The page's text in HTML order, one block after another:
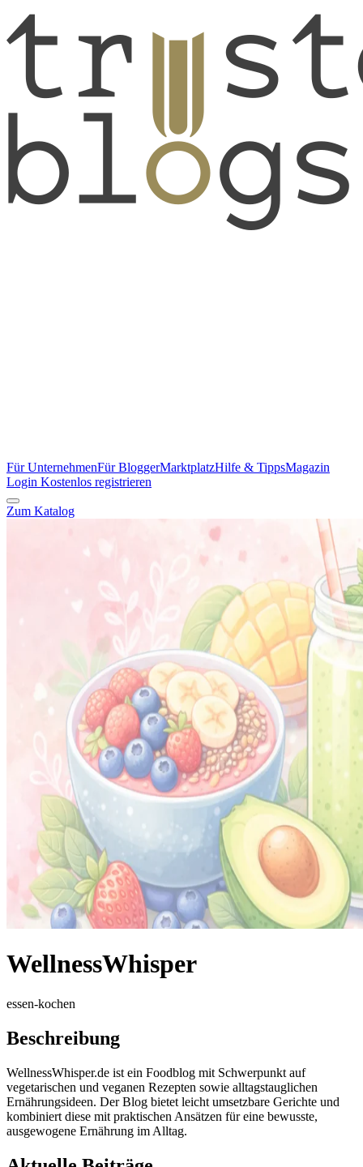
Für UnternehmenFür BloggerMarktplatzHilfe & TippsMagazin
Login Kostenlos registrieren
Zum Katalog
WellnessWhisper
essen-kochen
Beschreibung
WellnessWhisper.de ist ein Foodblog mit Schwerpunkt auf
vegetarischen und veganen Rezepten sowie alltagstauglichen
Ernährungsideen. Der Blog bietet leicht umsetzbare Gerichte und
kombiniert diese mit praktischen Ansätzen für eine bewusste,
ausgewogene Ernährung im Alltag.